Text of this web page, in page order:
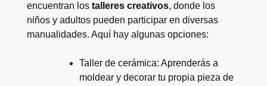
encuentran los talleres creativos, donde los
niños y adultos pueden participar en diversas
manualidades. Aquí hay algunas opciones:
Taller de cerámica: Aprenderás a
moldear y decorar tu propia pieza de